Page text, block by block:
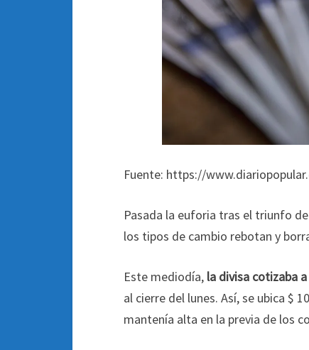
Fuente: https://
Pasada la euforia tras el triunfo
los tipos de cambio rebotan y
Este mediodía, la divisa cotizaba
al cierre del lunes. Así, se ubica $
mantenía alta en la previa de los